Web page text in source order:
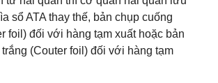
sổ ATA thay thế, bản chụp cuống
foil) đối với hàng tạm xuất hoặc bản
(Couter foil) đối với hàng tạm